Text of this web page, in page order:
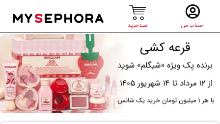
حساب من سبدخرید
MYSEPHORA